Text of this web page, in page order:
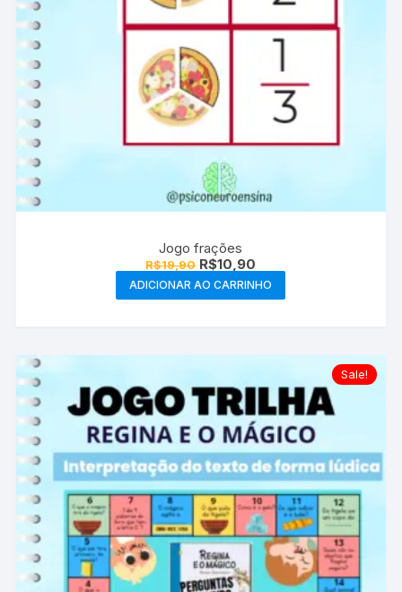
Jogo frações
R$19,90 O
preço
original
era:
R$10,90
preço
atual
é:
ADICIONAR AO CARRINHO
Sale!